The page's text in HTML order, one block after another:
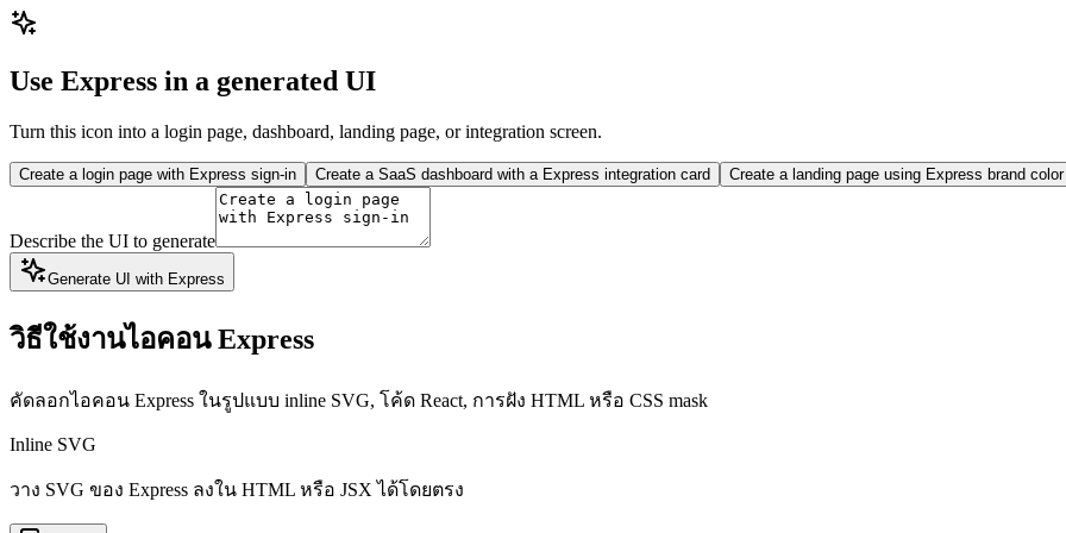
Use Express in a generated UI
Turn this icon into a login page, dashboard, landing page, or integration screen.
Create a login page with Express sign-in Create a SaaS dashboard with a Express integration card Create a landing page using Express brand
Describe the UI to generate
Generate UI with Express
วิธีใช้งานไอคอน Express
คัดลอกไอคอน Express ในรูปแบบ inline SVG, โค้ด React, การฝัง HTML หรือ CSS mask
Inline SVG
วาง SVG ของ Express ลงใน HTML หรือ JSX ได้โดยตรง